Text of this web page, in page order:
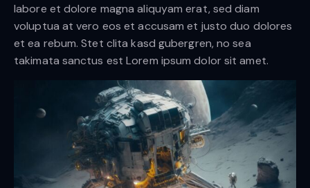
labore et dolore magna aliquyam erat, sed diam
voluptua at vero eos et accusam et justo duo dolores
et ea rebum. Stet clita kasd gubergren, no sea
takimata sanctus est Lorem ipsum dolor sit amet.